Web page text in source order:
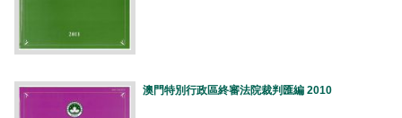
澳門特別行政區終審法院裁判匯編 2010